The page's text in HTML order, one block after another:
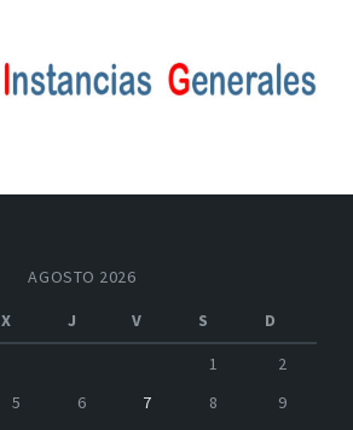
AGOSTO 2026
X J V S
D
1
2
5 6 7 8
9